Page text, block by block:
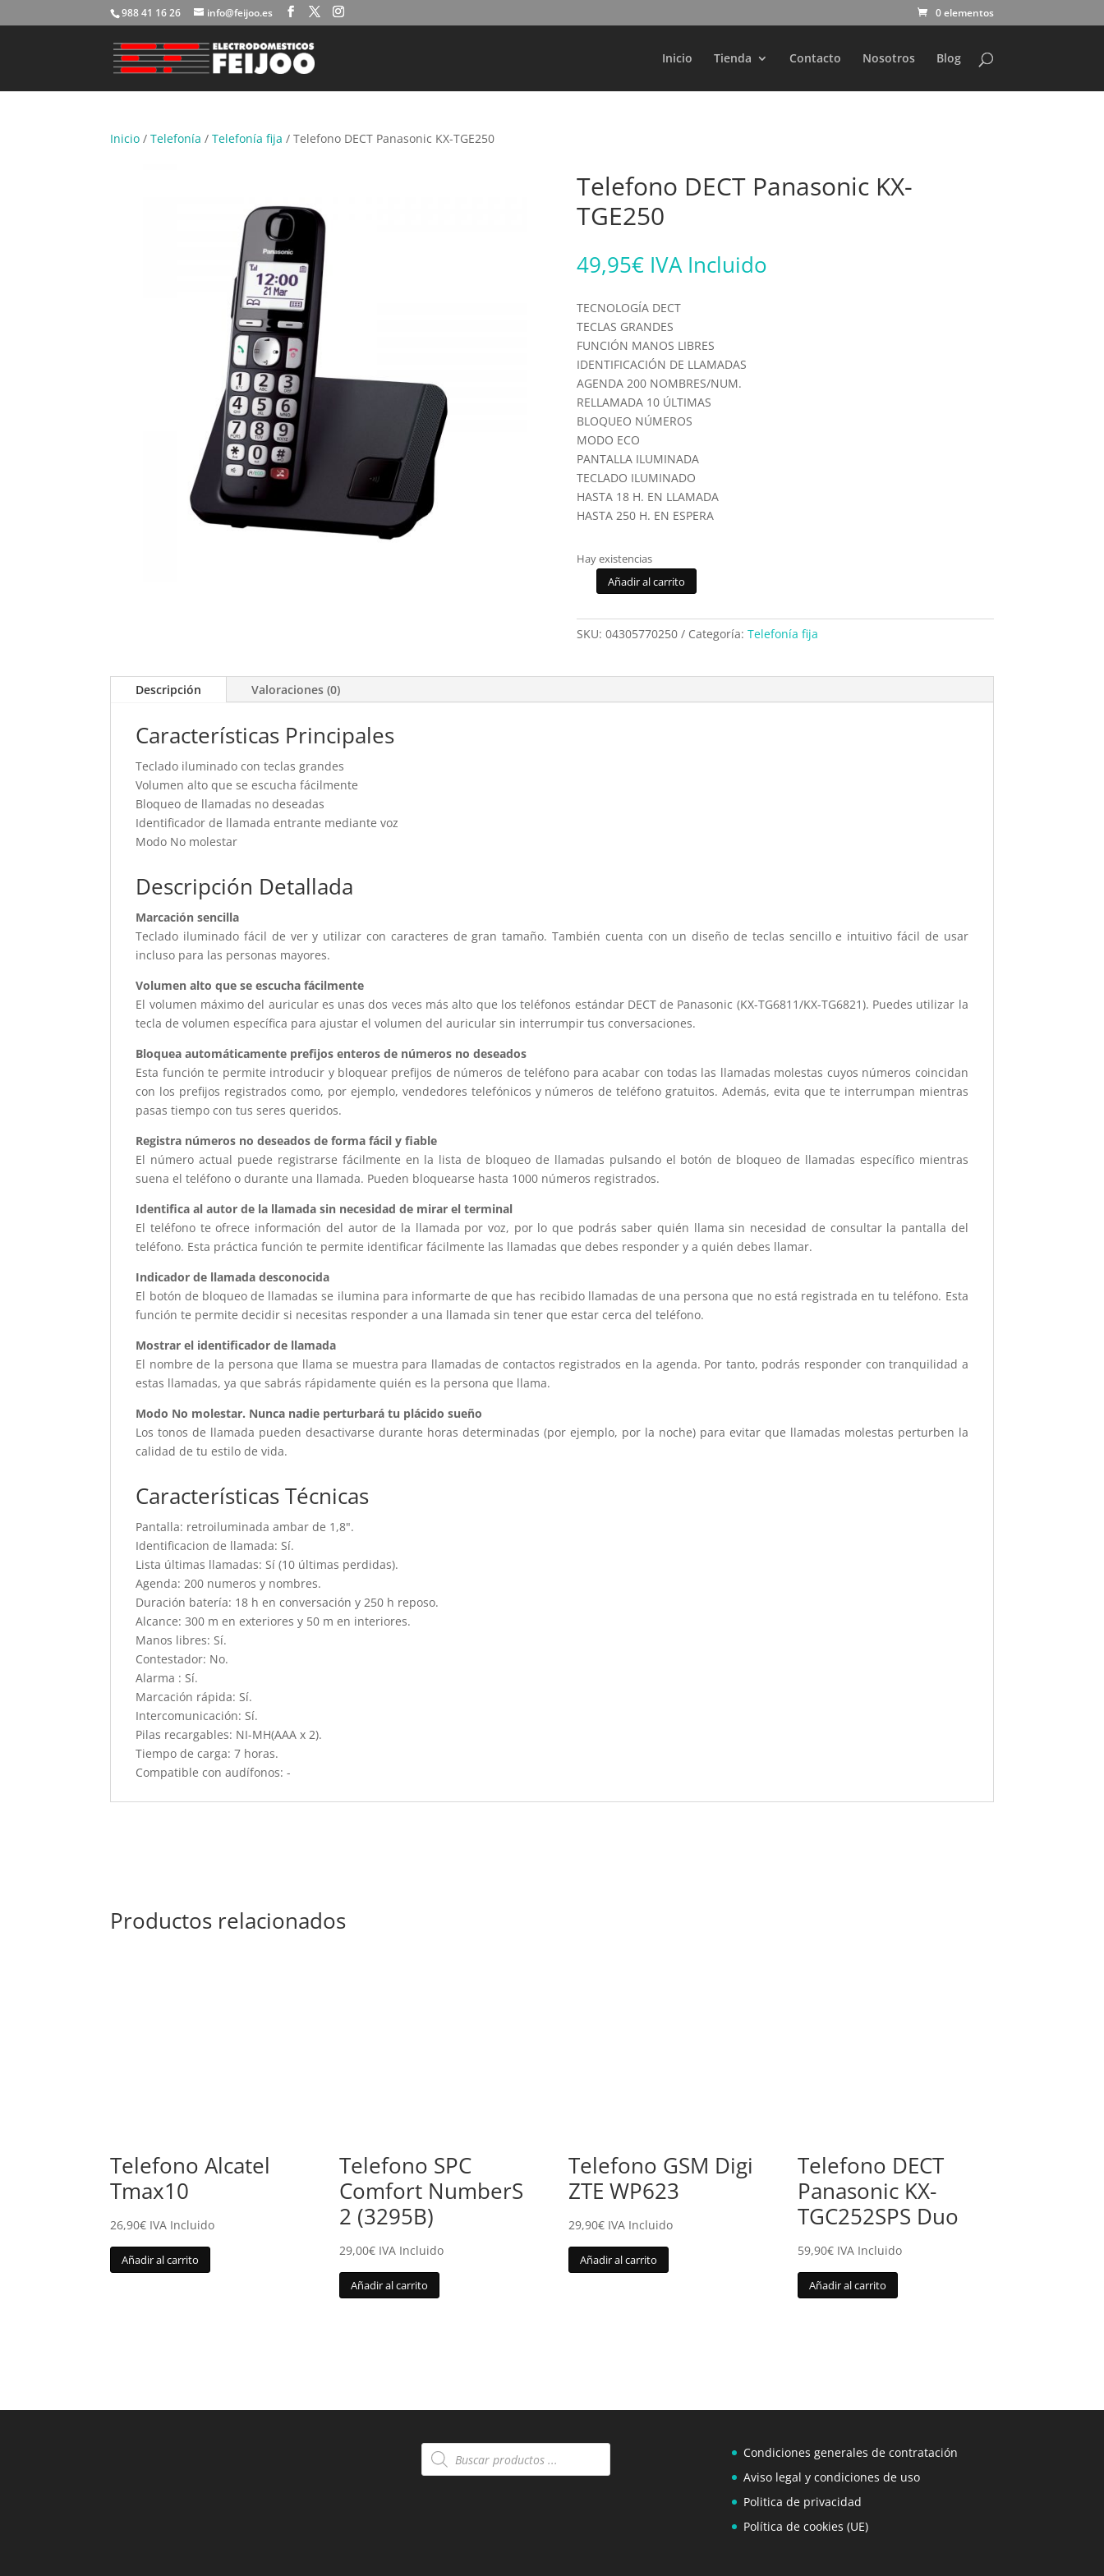
988 41 16 26 info@feijoo.es 0 elementos
Inicio Tienda Contacto Nosotros Blog
Búsqueda
productos
Inicio /Telefonía /Telefonía fija / Telefono DECT Panasonic KX-TGE250
Telefono DECT Panasonic KX-
TGE250
49,95€ IVA Incluido
TECNOLOGÍA DECT
TECLAS GRANDES
FUNCIÓN MANOS LIBRES
IDENTIFICACIÓN DE LLAMADAS
AGENDA 200 NOMBRES/NUM.
RELLAMADA 10 ÚLTIMAS
BLOQUEO NÚMEROS
MODO ECO
PANTALLA ILUMINADA
TECLADO ILUMINADO
HASTA 18 H. EN LLAMADA
HASTA 250 H. EN ESPERA
Hay existencias
Telefono
Panasonic
Añadir al carrito
SKU: 04305770250 Categoría: Telefonía fija
Descripción Valoraciones (0)
Características Principales
Teclado iluminado con teclas grandes
Volumen alto que se escucha fácilmente
Bloqueo de llamadas no deseadas
Identificador de llamada entrante mediante voz
Modo No molestar
Descripción Detallada
Marcación sencilla
Teclado iluminado fácil de ver y utilizar con caracteres de gran tamaño. También cuenta con un diseño de teclas sencillo e intuitivo fácil de usar
incluso para las personas mayores.
Volumen alto que se escucha fácilmente
El volumen máximo del auricular es unas dos veces más alto que los teléfonos estándar DECT de Panasonic (KX-TG6811/KX-TG6821). Puedes utilizar la
tecla de volumen específica para ajustar el volumen del auricular sin interrumpir tus conversaciones.
Bloquea automáticamente prefijos enteros de números no deseados
Esta función te permite introducir y bloquear prefijos de números de teléfono para acabar con todas las llamadas molestas cuyos números coincidan
con los prefijos registrados como, por ejemplo, vendedores telefónicos y números de teléfono gratuitos. Además, evita que te interrumpan mientras
pasas tiempo con tus seres queridos.
Registra números no deseados de forma fácil y fiable
El número actual puede registrarse fácilmente en la lista de bloqueo de llamadas pulsando el botón de bloqueo de llamadas específico mientras
suena el teléfono o durante una llamada. Pueden bloquearse hasta 1000 números registrados.
Identifica al autor de la llamada sin necesidad de mirar el terminal
El teléfono te ofrece información del autor de la llamada por voz, por lo que podrás saber quién llama sin necesidad de consultar la pantalla del
teléfono. Esta práctica función te permite identificar fácilmente las llamadas que debes responder y a quién debes llamar.
Indicador de llamada desconocida
El botón de bloqueo de llamadas se ilumina para informarte de que has recibido llamadas de una persona que no está registrada en tu teléfono. Esta
función te permite decidir si necesitas responder a una llamada sin tener que estar cerca del teléfono.
Mostrar el identificador de llamada
El nombre de la persona que llama se muestra para llamadas de contactos registrados en la agenda. Por tanto, podrás responder con tranquilidad a
estas llamadas, ya que sabrás rápidamente quién es la persona que llama.
Modo No molestar. Nunca nadie perturbará tu plácido sueño
Los tonos de llamada pueden desactivarse durante horas determinadas (por ejemplo, por la noche) para evitar que llamadas molestas perturben la
calidad de tu estilo de vida.
Características Técnicas
Pantalla: retroiluminada ambar de 1,8".
Identificacion de llamada: Sí.
Lista últimas llamadas: Sí (10 últimas perdidas).
Agenda: 200 numeros y nombres.
Duración batería: 18 h en conversación y 250 h reposo.
Alcance: 300 m en exteriores y 50 m en interiores.
Manos libres: Sí.
Contestador: No.
Alarma : Sí.
Marcación rápida: Sí.
Intercomunicación: Sí.
Pilas recargables: NI-MH(AAA x 2).
Tiempo de carga: 7 horas.
Compatible con audífonos: -
Productos relacionados
Telefono Alcatel
Tmax10
26,90€ IVA Incluido
Añadir al carrito
Telefono SPC
Comfort NumberS
2 (3295B)
29,00€ IVA Incluido
Añadir al carrito
Telefono GSM Digi
ZTE WP623
29,90€ IVA Incluido
Añadir al carrito
Telefono DECT
Panasonic KX-
TGC252SPS Duo
59,90€ IVA Incluido
Añadir al carrito
Búsqueda
de
Condiciones generales de contratación
Aviso legal y condiciones de uso
Politica de privacidad
Política de cookies (UE)